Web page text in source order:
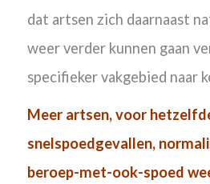
dat artsen zich daarnaast
weer verder kunnen gaan
specifieker vakgebied naar
Meer artsen, voor
snelspoedgevallen,
beroep-met-ook-spoed